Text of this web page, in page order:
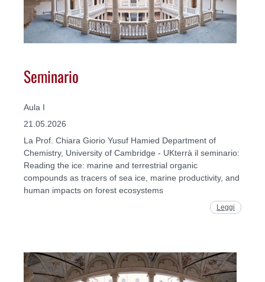
Seminario
Aula I
21.05.2026
La Prof. Chiara Giorio Yusuf Hamied Department of
Chemistry, University of Cambridge - UKterrà il seminario:
Reading the ice: marine and terrestrial organic
compounds as tracers of sea ice, marine productivity, and
human impacts on forest ecosystems
Leggi